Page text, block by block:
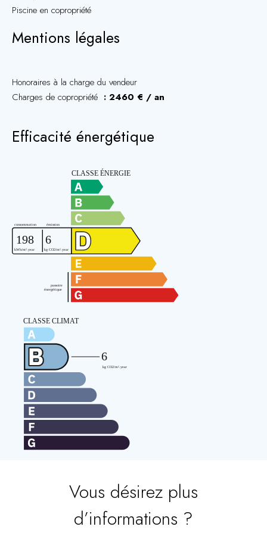
Piscine en copropriété
Mentions légales
Honoraires à la charge du vendeur
Charges de copropriété
2460 € / an
Efficacité énergétique
Vous désirez plus
d’informations ?